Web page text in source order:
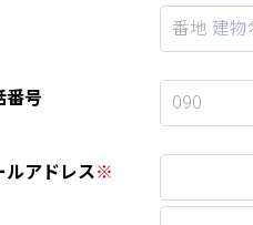
番号
ルアドレス※